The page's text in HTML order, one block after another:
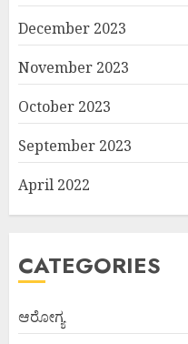
December 2023
November 2023
October 2023
September 2023
April 2022
CATEGORIES
ಆರೋಗ್ಯ